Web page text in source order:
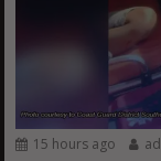
15 hours ago